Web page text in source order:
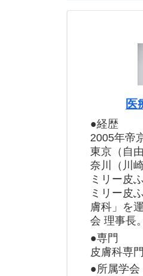
医
●経歴
2005年帝
東京（自
奈川（川
ミリー皮
ミリー皮
膚科」を
会 理事長。
●専門
皮膚科専
●所属学会